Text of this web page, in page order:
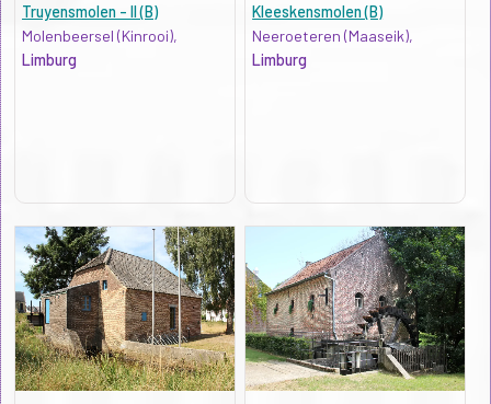
Truyensmolen - II (B)
Molenbeersel (Kinrooi),
Limburg
Kleeskensmolen (B)
Neeroeteren (Maaseik),
Limburg